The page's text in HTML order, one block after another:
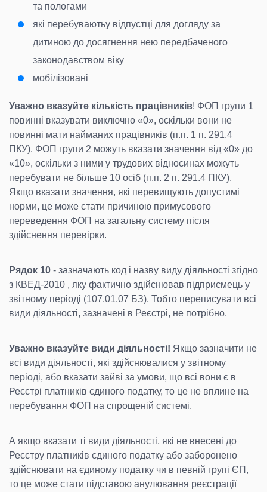
та пологами
які перебуваютьу відпустці для догляду за
дитиною до досягнення нею передбаченого
законодавством віку
мобілізовані
Уважно вказуйте кількість працівників! ФОП групи 1
повинні вказувати виключно «0», оскільки вони не
повинні мати найманих працівників (п.п. 1 п. 291.4
ПКУ). ФОП групи 2 можуть вказати значення від «0» до
«10», оскільки з ними у трудових відносинах можуть
перебувати не більше 10 осіб (п.п. 2 п. 291.4 ПКУ).
Якщо вказати значення, які перевищують допустимі
норми, це може стати причиною примусового
переведення ФОП на загальну систему після
здійснення перевірки.
Рядок 10 - зазначають код і назву виду діяльності згідно
з КВЕД-2010 , яку фактично здійснював підприємець у
звітному періоді (107.01.07 БЗ). Тобто переписувати всі
види діяльності, зазначені в Реєстрі, не потрібно.
Уважно вказуйте види діяльності! Якщо зазначити не
всі види діяльності, які здійснювалися у звітному
періоді, або вказати зайві за умови, що всі вони є в
Реєстрі платників єдиного податку, то це не вплине на
перебування ФОП на спрощеній системі.
А якщо вказати ті види діяльності, які не внесені до
Реєстру платників єдиного податку або заборонено
здійснювати на єдиному податку чи в певній групі ЄП,
то це може стати підставою анулювання реєстрації